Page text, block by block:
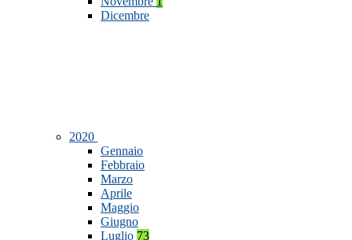
Dicembre
2020
Gennaio
Febbraio
Marzo
Aprile
Maggio
Giugno
Luglio 73